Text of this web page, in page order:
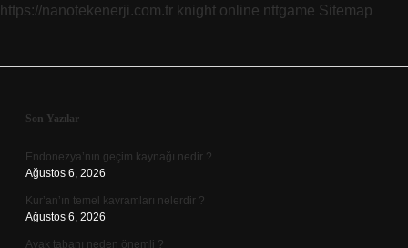
https://nanotekenerji.com.tr knight online nttgame Sitemap
Sidebar
Son Yazılar
Endonezya’nın geçim kaynağı nedir ?
Ağustos 6, 2026
Kur’an’ın temel kavramları nelerdir ?
Ağustos 6, 2026
Ayak tabanı neden önemli ?